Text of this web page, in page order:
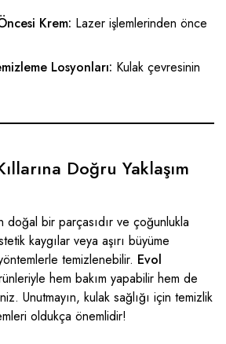
Krem: Lazer işlemlerinden önce
Losyonları: Kulak çevresinin
Doğru Yaklaşım
doğal bir parçasıdır ve çoğunlukla
kaygılar veya aşırı büyüme
temizlenebilir. Evol
hem bakım yapabilir hem de
Unutmayın, kulak sağlığı için temizlik
oldukça önemlidir!